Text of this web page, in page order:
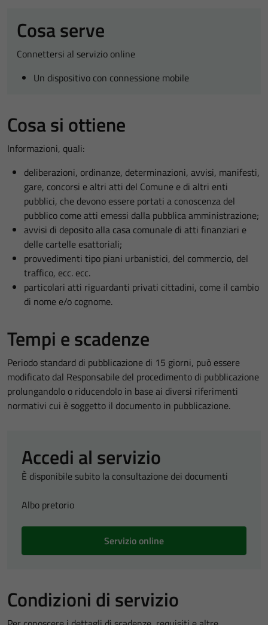
Cosa serve
Connettersi al servizio online
Un dispositivo con connessione mobile
Cosa si ottiene
Informazioni, quali:
deliberazioni, ordinanze, determinazioni, avvisi, manifesti,
gare, concorsi e altri atti del Comune e di altri enti
pubblici, che devono essere portati a conoscenza del
pubblico come atti emessi dalla pubblica amministrazione;
avvisi di deposito alla casa comunale di atti finanziari e
delle cartelle esattoriali;
provvedimenti tipo piani urbanistici, del commercio, del
traffico, ecc. ecc.
particolari atti riguardanti privati cittadini, come il cambio
di nome e/o cognome.
Tempi e scadenze
Periodo standard di pubblicazione di 15 giorni, può essere
modificato dal Responsabile del procedimento di pubblicazione
prolungandolo o riducendolo in base ai diversi riferimenti
normativi cui è soggetto il documento in pubblicazione.
Accedi al servizio
È disponibile subito la consultazione dei documenti
Albo pretorio
Servizio online
Condizioni di servizio